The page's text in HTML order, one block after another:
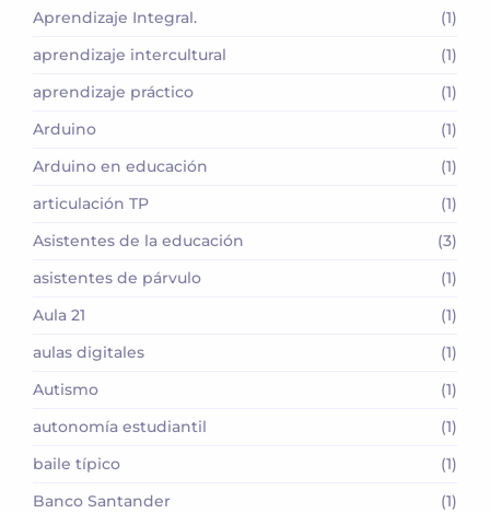
Aprendizaje Integral.
(1)
aprendizaje intercultural
(1)
aprendizaje práctico
(1)
Arduino
(1)
Arduino en educación
(1)
articulación TP
(1)
Asistentes de la educación
(3)
asistentes de párvulo
(1)
Aula 21
(1)
aulas digitales
(1)
Autismo
(1)
autonomía estudiantil
(1)
baile típico
(1)
Banco Santander
(1)